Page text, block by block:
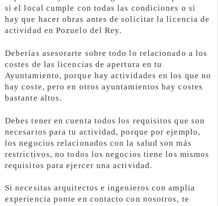
si el local cumple con todas las condiciones o si
hay que hacer obras antes de solicitar la licencia de
actividad en Pozuelo del Rey.
Deberías asesorarte sobre todo lo relacionado a los
costes de las licencias de apertura en tu
Ayuntamiento, porque hay actividades en los que no
hay coste, pero en otros ayuntamientos hay costes
bastante altos.
Debes tener en cuenta todos los requisitos que son
necesarios para tu actividad, porque por ejemplo,
los negocios relacionados con la salud son más
restrictivos, no todos los negocios tiene los mismos
requisitos para ejercer una actividad.
Si necesitas arquitectos e ingenieros con amplia
experiencia ponte en contacto con nosotros, te